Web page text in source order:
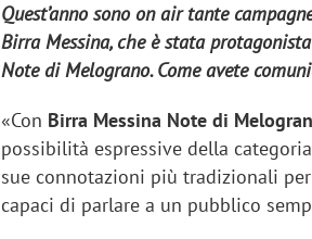
Quest’anno sono on air tante
Birra Messina, che è stata
Note di Melograno. Come avete
«Con Birra Messina Note di
possibilità espressive della
sue connotazioni più tradizionali
capaci di parlare a un pubblico